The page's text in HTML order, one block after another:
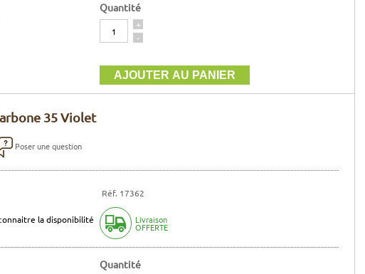
Quantité
Quantité
+
-
35 Violet
Poser une question
Réf. 17362
la disponibilité Livraison
OFFERTE
Quantité